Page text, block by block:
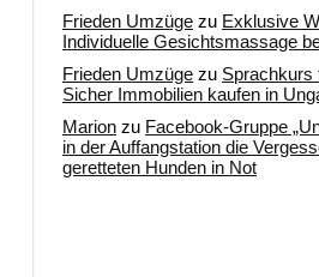
Frieden Umzüge zu Exklusive
Individuelle Gesichtsmassage
Frieden Umzüge zu Sprachkurs
Sicher Immobilien kaufen in
Marion zu Facebook-Gruppe
in der Auffangstation die
geretteten Hunden in Not